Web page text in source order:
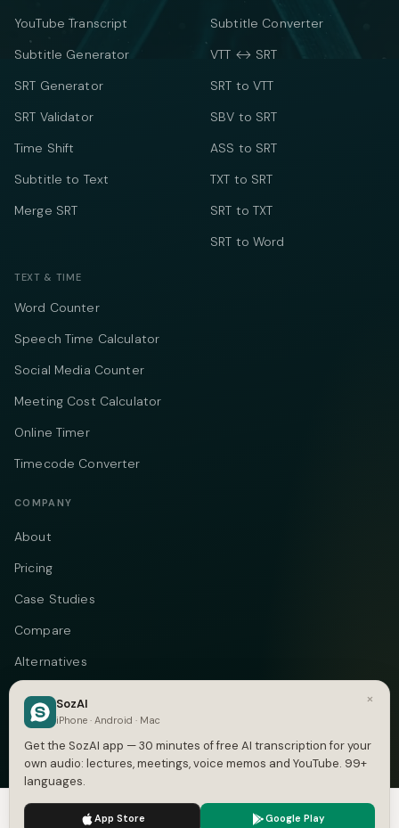
YouTube Transcript
Subtitle Generator
SRT Generator
SRT Validator
Time Shift
Subtitle to Text
Merge SRT
Subtitle Converter
VTT ↔ SRT
SRT to VTT
SBV to SRT
ASS to SRT
TXT to SRT
SRT to TXT
SRT to Word
TEXT & TIME
Word Counter
Speech Time Calculator
Social Media Counter
Meeting Cost Calculator
Online Timer
Timecode Converter
COMPANY
About
Pricing
Case Studies
Compare
Alternatives
Contact
Blog
Privacy
Terms
We use cookies to enhance your experience.
×
SozAI
iPhone · Android · Mac
Get the SozAI app — 30 minutes of free AI transcription for your
own audio: lectures, meetings, voice memos and YouTube. 99+
languages.
App Store Google Play